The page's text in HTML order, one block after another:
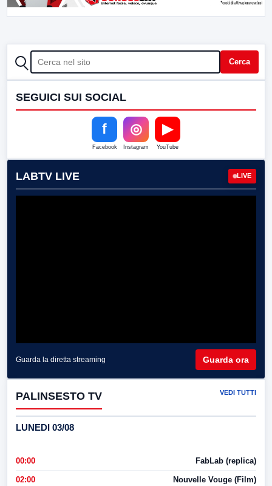
CERCA Cerca
SEGUICI SUI SOCIAL
f
Facebook
◎
Instagram
▶
YouTube
LABTV LIVE LIVE
Guarda la diretta streaming Guarda ora
PALINSESTO TV VEDI TUTTI
LUNEDI 03/08
00:00 FabLab (replica)
02:00 Nouvelle Vouge (Film)